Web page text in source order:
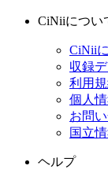
CiNiiについ
CiNii
収録
利用
個人
お問
国立
ヘルプ